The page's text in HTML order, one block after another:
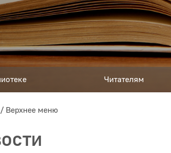
Читателям
Верхнее меню